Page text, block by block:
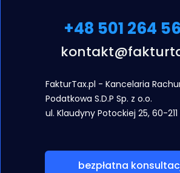
FakturTax.pl - Kancelaria
Podatkowa S.D.P Sp. z o.o.
ul. Klaudyny Potockiej 25, 60-
+48 501 264
bezpłatna